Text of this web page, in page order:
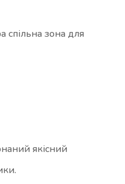
спільна зона для
якісний